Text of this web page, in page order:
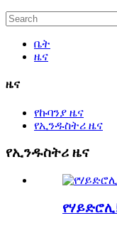
ቤት
ዜና
ዜና
የኩባንያ ዜና
የኢንዱስትሪ ዜና
የኢንዱስትሪ ዜና